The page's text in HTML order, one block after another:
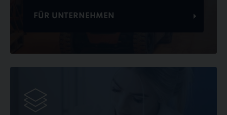
FÜR UNTERNEHMEN